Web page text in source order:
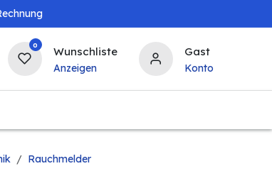
0 Wunschliste
Anzeigen
Gast
Konto
Rauchmelder